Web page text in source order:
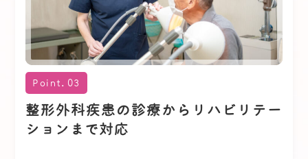
2022.10.15 お知らせ
医療情報・システム基盤整備体制充実
加算のお知らせ
当クリニックは医療情報・システム基盤整備体制
充実加算の算定医療機関です。当クリニックで
は、受付にオンライン資格確認を行う装置を整備
Point.03
整形外科疾患の診療からリハビリテー
ションまで対応